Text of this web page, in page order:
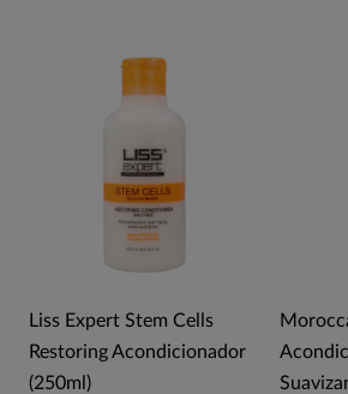
Liss Expert Stem Cells
Restoring Acondicionador
(250ml)